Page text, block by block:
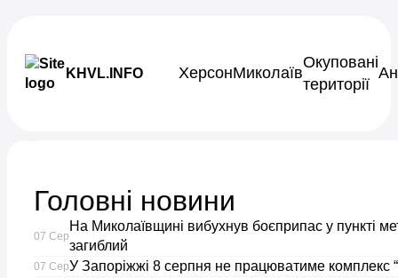
KHVL.INFO ХерсонМиколаїв
Окуповані
території
Родинам
полеглих
Головні новини
07 Сер
На Миколаївщині вибухнув боєприпас у пункті
загиблий
07 СерУ Запоріжжі 8 серпня не працюватиме комплекс